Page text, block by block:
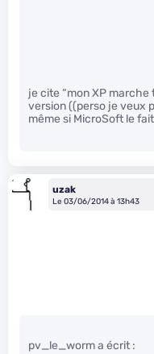
je cite “mon XP marche
version ((perso je veux
même si MicroSoft le
uzak
Le 03/06/2014 à 13h43
pv_le_worm a écrit :